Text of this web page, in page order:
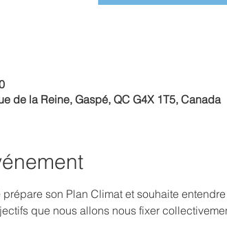
de la Reine, Gaspé, QC G4X 1T5, Canada
son Plan Climat et souhaite
que nous allons nous fixer